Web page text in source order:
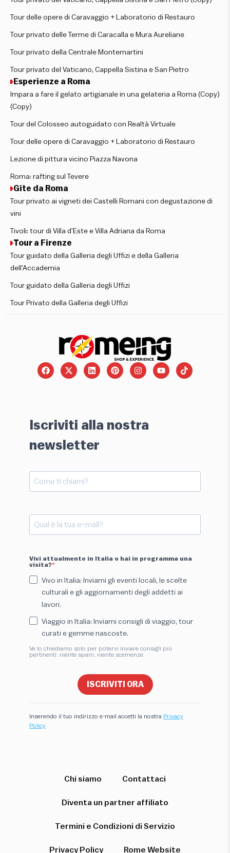
Tour delle opere di Caravaggio + Laboratorio di Restauro
Tour privato delle Terme di Caracalla e Mura Aureliane
Tour privato della Centrale Montemartini
Tour privato del Vaticano, Cappella Sistina e San Pietro
Esperienze a Roma
Impara a fare il gelato artigianale in una gelateria a Roma (Copy)
(Copy)
Tour del Colosseo autoguidato con Realtà Virtuale
Tour delle opere di Caravaggio + Laboratorio di Restauro
Lezione di pittura vicino Piazza Navona
Roma: rafting sul Tevere
Gite da Roma
Tour privato ai vigneti dei Castelli Romani con degustazione di
vini
Tivoli: tour di Villa d’Este e Villa Adriana da Roma
Tour a Firenze
Tour guidato della Galleria degli Uffizi e della Galleria
dell’Accademia
Tour guidato della Galleria degli Uffizi
Tour Privato della Galleria degli Uffizi
Iscriviti alla nostra
newsletter
Vivi attualmente in Italia o hai in programma una
visita?
Vivo in Italia: Inviami gli eventi locali, le scelte
culturali e gli aggiornamenti degli addetti ai
lavori.
Viaggio in Italia: Inviami consigli di viaggio, tour
curati e gemme nascoste.
Ve lo chiediamo solo per potervi inviare consigli più
pertinenti: niente spam, niente scemenze.
ISCRIVITI ORA
Inserendo il tuo indirizzo e-mail accetti la nostra Privacy
Policy
Chi siamo Contattaci
Diventa un partner affiliato
Termini e Condizioni di Servizio
Privacy Policy Rome Website